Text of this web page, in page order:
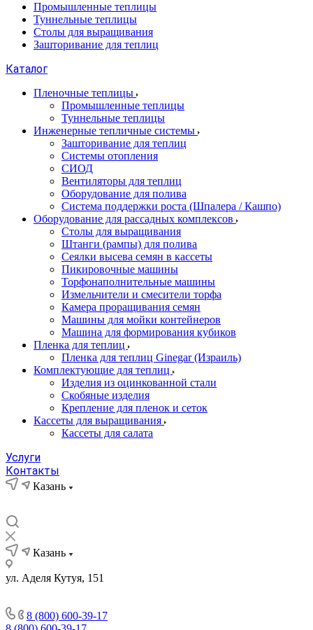
Промышленные теплицы
Туннельные теплицы
Столы для выращивания
Зашторивание для теплиц
Каталог
Пленочные теплицы
Промышленные теплицы
Туннельные теплицы
Инженерные тепличные системы
Зашторивание для теплиц
Системы отопления
СИОД
Вентиляторы для теплиц
Оборудование для полива
Система поддержки роста (Шпалера / Кашпо)
Оборудование для рассадных комплексов
Столы для выращивания
Штанги (рампы) для полива
Сеялки высева семян в кассеты
Пикировочные машины
Торфонаполнительные машины
Измельчители и смесители торфа
Камера проращивания семян
Машины для мойки контейнеров
Машина для формирования кубиков
Пленка для теплиц
Пленка для теплиц Ginegar (Израиль)
Комплектующие для теплиц
Изделия из оцинкованной стали
Скобяные изделия
Крепление для пленок и сеток
Кассеты для выращивания
Кассеты для салата
Услуги
Контакты
Казань
Казань
ул. Аделя Кутуя, 151
8 (800) 600-39-17